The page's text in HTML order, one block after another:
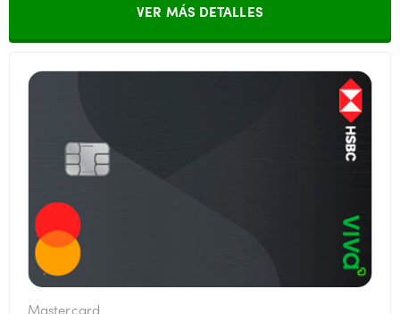
VER MÁS DETALLES
Mastercard